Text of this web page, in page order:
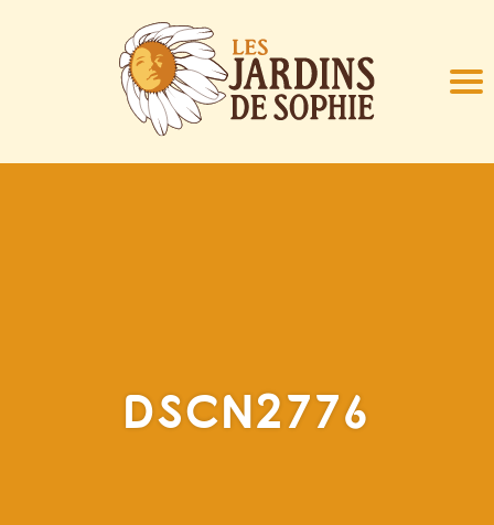
DSCN2776